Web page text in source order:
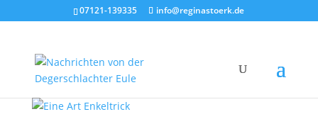
07121-139335 info@reginastoerk.de